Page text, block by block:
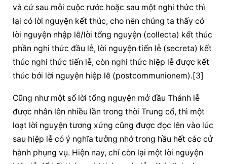
và cứ sau mỗi cuộc rước hoặc sau một nghi thức thì
lại có lời nguyện kết thúc, cho nên chúng ta thấy có
lời nguyện nhập lễ/lời tổng nguyện (collecta) kết thúc
phần nghi thức đầu lễ, lời nguyện tiến lễ (secreta) kết
thúc nghi thức tiến lễ, còn nghi thức hiệp lễ được kết
thúc bởi lời nguyện hiệp lễ (postcommunionem).[3]
Cũng như một số lời tổng nguyện mở đầu Thánh lễ
được nhân lên nhiều lần trong thời Trung cổ, thì một
loạt lời nguyện tương xứng cũng được đọc lên vào lúc
sau hiệp lễ có ý nghĩa tưởng nhớ trong hầu hết các cử
hành phụng vụ. Hiện nay, chỉ còn lại một lời nguyện